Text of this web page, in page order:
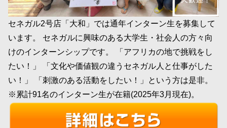
セネガル2号店「大和」では通年インターン生を募集して
います。 セネガルに興味のある大学生・社会人の方々向
けのインターンシップです。 「アフリカの地で挑戦をし
たい！」 「文化や価値観の違うセネガル人と仕事がした
い！」 「刺激のある活動をしたい！」という方は是非。
※累計91名のインターン生が在籍(2025年3月現在)。